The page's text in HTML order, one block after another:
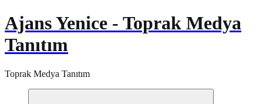
Ajans Yenice - Toprak Medya
Tanıtım
Toprak Medya Tanıtım